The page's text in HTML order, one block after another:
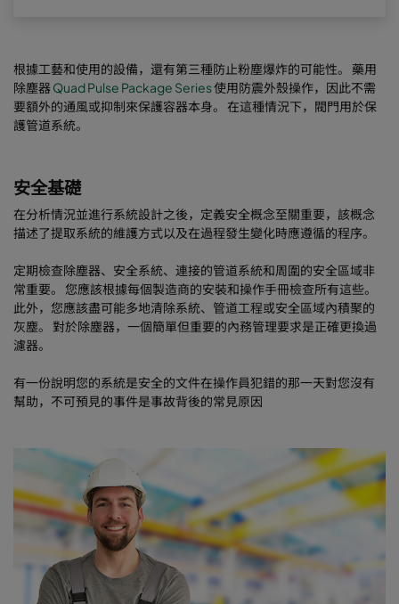
根據工藝和使用的設備，還有第三種防止粉塵爆炸的可能性。 藥用
除塵器Quad Pulse Package Series使用防震外殼操作，因此不需
要額外的通風或抑制來保護容器本身。 在這種情況下，閥門用於保
護管道系統。
安全基礎
在分析情況並進行系統設計之後，定義安全概念至關重要，該概念
描述了提取系統的維護方式以及在過程發生變化時應遵循的程序。
定期檢查除塵器、安全系統、連接的管道系統和周圍的安全區域非
常重要。 您應該根據每個製造商的安裝和操作手冊檢查所有這些。
此外，您應該盡可能多地清除系統、管道工程或安全區域內積聚的
灰塵。 對於除塵器，一個簡單但重要的內務管理要求是正確更換過
濾器。
有一份說明您的系統是安全的文件在操作員犯錯的那一天對您沒有
幫助，不可預見的事件是事故背後的常見原因